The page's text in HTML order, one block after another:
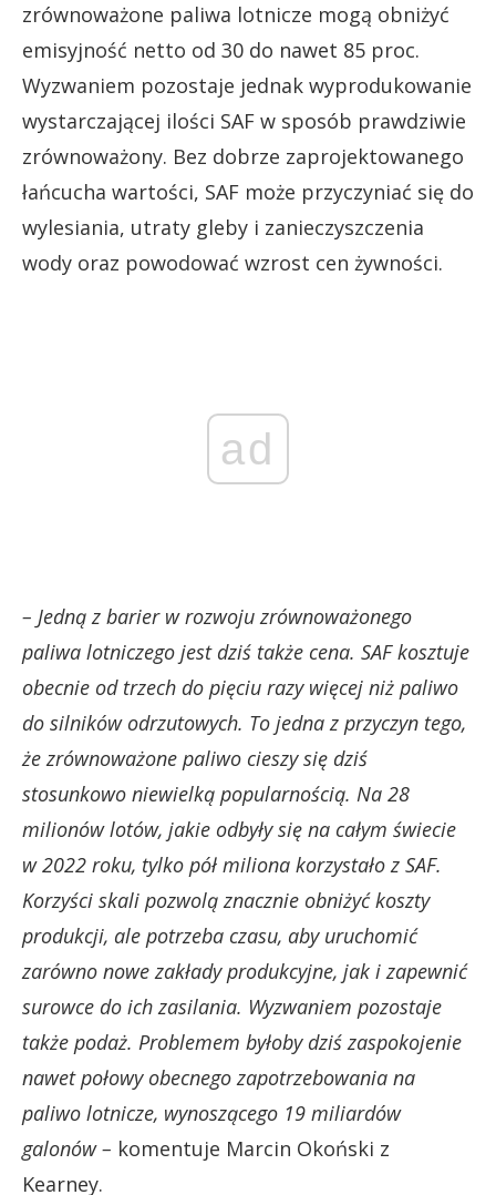
zrównoważone paliwa lotnicze mogą obniżyć
emisyjność netto od 30 do nawet 85 proc.
Wyzwaniem pozostaje jednak wyprodukowanie
wystarczającej ilości SAF w sposób prawdziwie
zrównoważony. Bez dobrze zaprojektowanego
łańcucha wartości, SAF może przyczyniać się do
wylesiania, utraty gleby i zanieczyszczenia
wody oraz powodować wzrost cen żywności.
ad
– Jedną z barier w rozwoju zrównoważonego
paliwa lotniczego jest dziś także cena. SAF kosztuje
obecnie od trzech do pięciu razy więcej niż paliwo
do silników odrzutowych. To jedna z przyczyn tego,
że zrównoważone paliwo cieszy się dziś
stosunkowo niewielką popularnością. Na 28
milionów lotów, jakie odbyły się na całym świecie
w 2022 roku, tylko pół miliona korzystało z SAF.
Korzyści skali pozwolą znacznie obniżyć koszty
produkcji, ale potrzeba czasu, aby uruchomić
zarówno nowe zakłady produkcyjne, jak i zapewnić
surowce do ich zasilania. Wyzwaniem pozostaje
także podaż. Problemem byłoby dziś zaspokojenie
nawet połowy obecnego zapotrzebowania na
paliwo lotnicze, wynoszącego 19 miliardów
galonów – komentuje Marcin Okoński z
Kearney.